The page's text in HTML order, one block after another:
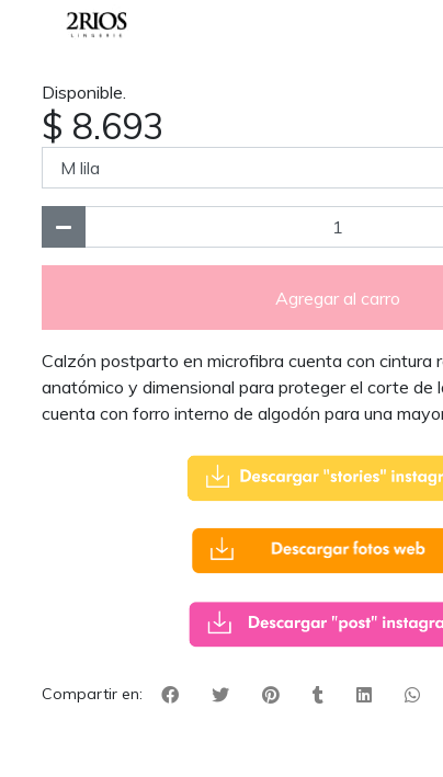
Disponible.
$ 8.693
Agregar al carro
Calzón postparto en microfibra cuenta con cintura
anatómico y dimensional para proteger el corte de
cuenta con forro interno de algodón para una
Compartir en: